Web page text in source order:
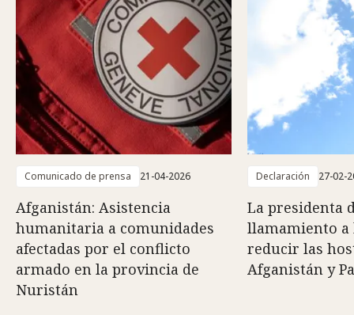
Comunicado de prensa 21-04-2026
Afganistán: Asistencia
humanitaria a comunidades
afectadas por el conflicto
armado en la provincia de
Nuristán
Declaración 27-02-
La presidenta
llamamiento
reducir las
Afganistán y